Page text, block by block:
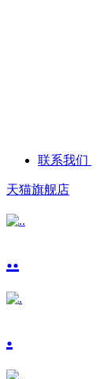
联系我们
天猫旗舰店
..
.